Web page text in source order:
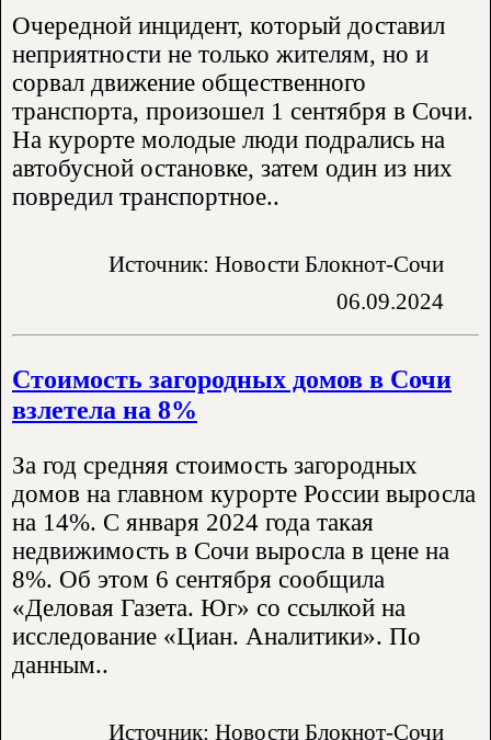
Очередной инцидент, который доставил
неприятности не только жителям, но и
сорвал движение общественного
транспорта, произошел 1 сентября в Сочи.
На курорте молодые люди подрались на
автобусной остановке, затем один из них
повредил транспортное..
Источник: Новости Блокнот-Сочи
06.09.2024
Стоимость загородных домов в Сочи
взлетела на 8%
За год средняя стоимость загородных
домов на главном курорте России выросла
на 14%. С января 2024 года такая
недвижимость в Сочи выросла в цене на
8%. Об этом 6 сентября сообщила
«Деловая Газета. Юг» со ссылкой на
исследование «Циан. Аналитики». По
данным..
Источник: Новости Блокнот-Сочи